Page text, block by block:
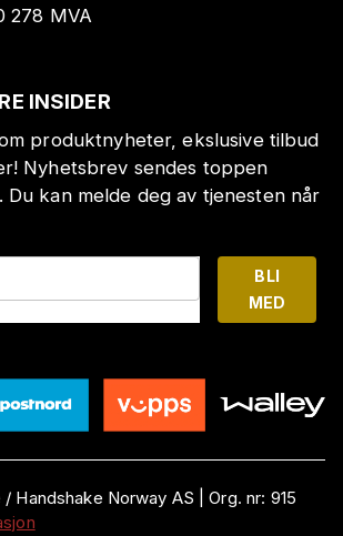
278 MVA
INSIDER
produktnyheter, ekslusive tilbud
Nyhetsbrev sendes toppen
Du kan melde deg av tjenesten når
BLI
MED
/ Handshake Norway AS |Org. nr: 915